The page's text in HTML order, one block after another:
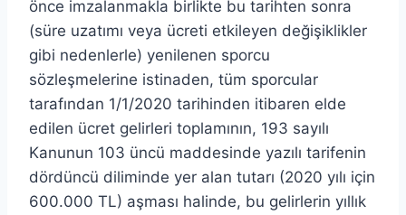
önce imzalanmakla birlikte bu tarihten sonra
(süre uzatımı veya ücreti etkileyen değişiklikler
gibi nedenlerle) yenilenen sporcu
sözleşmelerine istinaden, tüm sporcular
tarafından 1/1/2020 tarihinden itibaren elde
edilen ücret gelirleri toplamının, 193 sayılı
Kanunun 103 üncü maddesinde yazılı tarifenin
dördüncü diliminde yer alan tutarı (2020 yılı için
600.000 TL) aşması halinde, bu gelirlerin yıllık